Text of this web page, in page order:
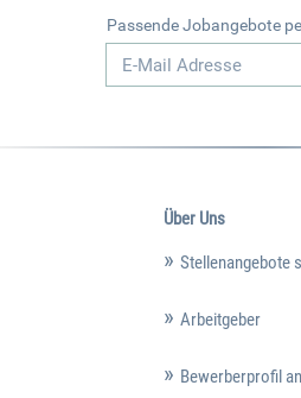
Passende Jobangebote
Über Uns
Stellenangebote
Arbeitgeber
Bewerberprofil